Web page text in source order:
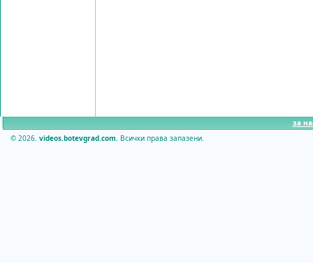
за
© 2026. videos.botevgrad.com. Всички права запазени.